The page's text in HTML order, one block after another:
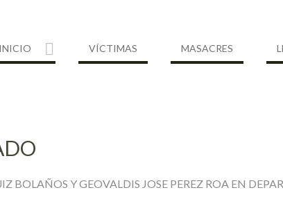
INICIO VÍCTIMAS MASACRES
BOLAÑOS Y GEOVALDIS JOSE PEREZ ROA EN